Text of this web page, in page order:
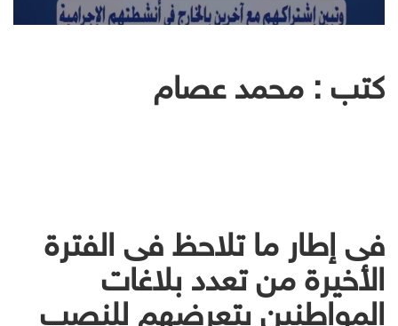
كتب : محمد عصام
فى إطار ما تلاحظ فى الفترة
الأخيرة من تعدد بلاغات
المواطنين بتعرضهم للنصب